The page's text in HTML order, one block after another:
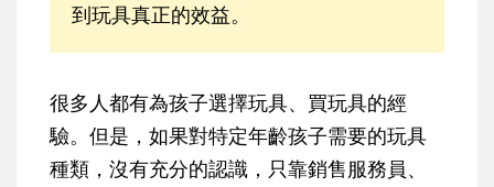
到玩具真正的效益。
很多人都有為孩子選擇玩具、買玩具的經
驗。但是，如果對特定年齡孩子需要的玩具
種類，沒有充分的認識，只靠銷售服務員、